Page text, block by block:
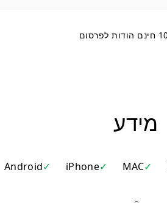
מידע
MAC
iPhone
Android